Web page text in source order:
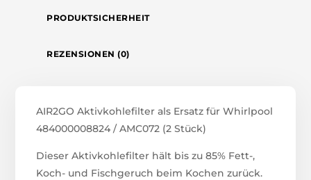
PRODUKTSICHERHEIT
REZENSIONEN (0)
AIR2GO Aktivkohlefilter als Ersatz für Whirlpool
484000008824 / AMC072 (2 Stück)
Dieser Aktivkohlefilter hält bis zu 85% Fett-,
Koch- und Fischgeruch beim Kochen zurück.